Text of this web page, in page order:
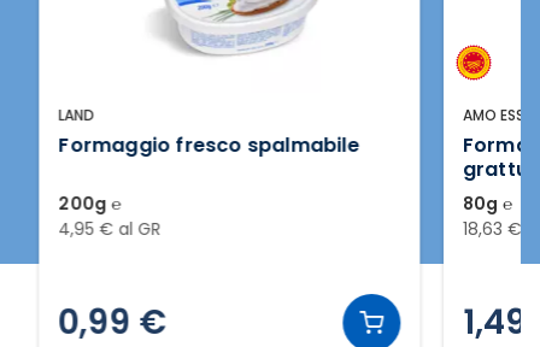
LAND
Formaggio fresco spalmabile
200g ℮
4,95 € al GR
0,99 €
AMO ESSERE
80g ℮
18,63 € al
1,49